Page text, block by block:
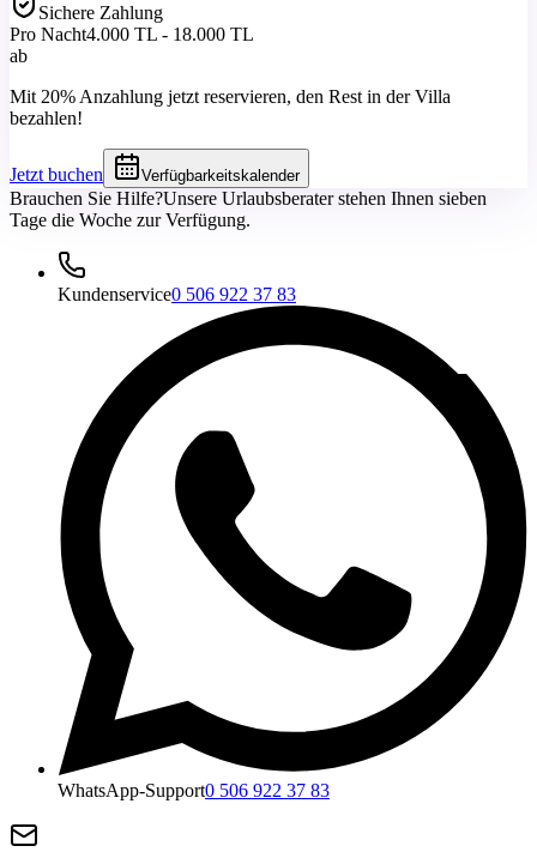
Sichere Zahlung
Pro Nacht4.000 TL - 18.000 TL
ab
Mit 20% Anzahlung jetzt reservieren, den Rest in der Villa
bezahlen!
Jetzt buchen Verfügbarkeitskalender
Brauchen Sie Hilfe?Unsere Urlaubsberater stehen Ihnen sieben
Tage die Woche zur Verfügung.
Kundenservice0 506 922 37 83
WhatsApp-Support0 506 922 37 83